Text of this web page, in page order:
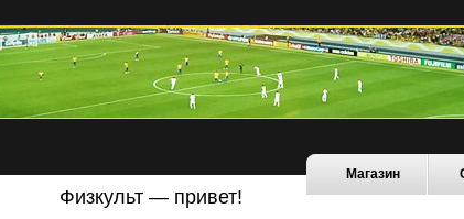
Магазин
Физкульт — привет!